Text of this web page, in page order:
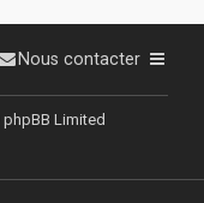
Nous contacter
Limited